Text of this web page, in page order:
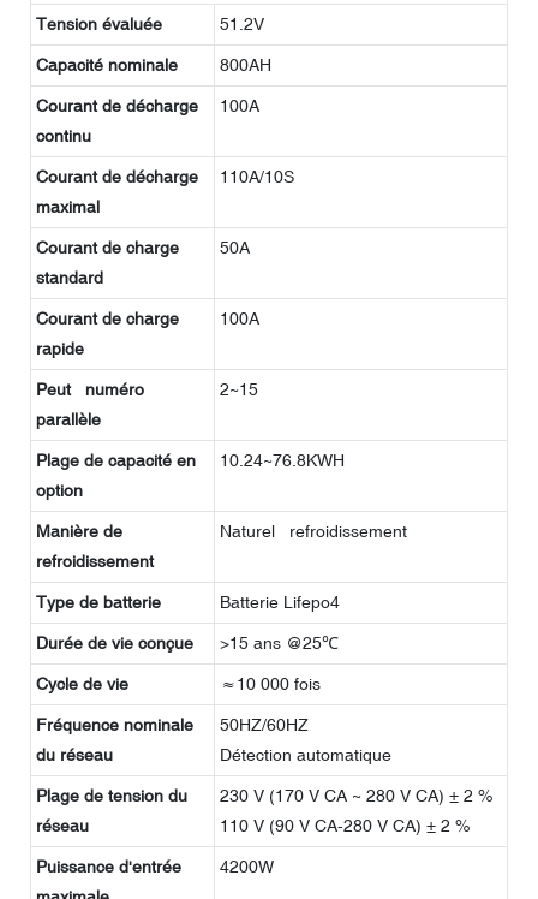
Tension évaluée 51.2V
Capacité nominale 800AH
Courant de décharge
continu
100A
Courant de décharge
maximal
110A/10S
Courant de charge
standard
50A
Courant de charge
rapide
100A
Peut numéro
parallèle
2~15
Plage de capacité en
option
10.24~76.8KWH
Manière de
refroidissement
Naturel refroidissement
Type de batterie Batterie Lifepo4
Durée de vie conçue >15 ans @25℃
Cycle de vie ≈10 000 fois
Fréquence nominale
du réseau
50HZ/60HZ
Détection automatique
Plage de tension du
réseau
230 V (170 V CA ~ 280 V CA) ± 2 %
110 V (90 V CA-280 V CA) ± 2 %
Puissance d'entrée
4200W